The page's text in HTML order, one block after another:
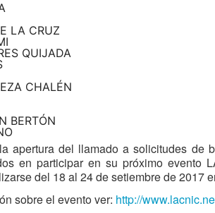
LA CRUZ
QUIJADA
CHALÉN
BERTÓN
apertura del llamado a solicitudes de
en participar en su próximo evento
del 18 al 24 de setiembre de 2017
sobre el evento ver: http://